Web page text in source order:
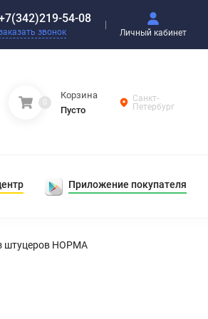
54-08
звонок Личный кабинет
0
Корзина
Пусто
Санкт-
Петербург
Приложение покупателя
штуцеров НОРМА